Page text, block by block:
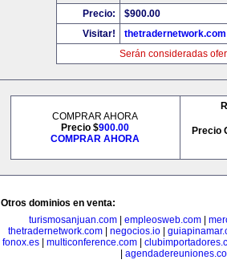
Precio:
$900.00
Visitar!
thetradernetwork.com
Serán consideradas
COMPRAR AHORA
Precio $900.00
COMPRAR AHORA
Precio
Otros dominios en venta:
turismosanjuan.com| empleosweb.com|
thetradernetwork.com
negocios.io
fonox.es| multiconference.com|